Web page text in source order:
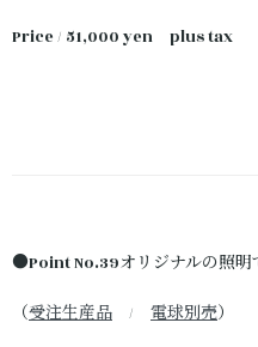
Price / 51,000 yen plus tax
●Point No.39オリジナルの照明
（受注生産品 / 電球別売）